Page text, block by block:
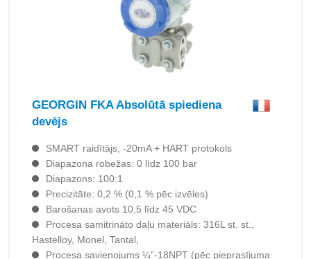
GEORGIN FKA Absolūtā spiediena
devējs
SMART raidītājs, -20mA + HART protokols
Diapazona robežas: 0 līdz 100 bar
Diapazons: 100:1
Precizitāte: 0,2 % (0,1 % pēc izvēles)
Barošanas avots 10,5 līdz 45 VDC
Procesa samitrināto daļu materiāls: 316L st. st.,
Hastelloy, Monel, Tantal,
Procesa savienojums ¼”-18NPT (pēc pieprasījuma